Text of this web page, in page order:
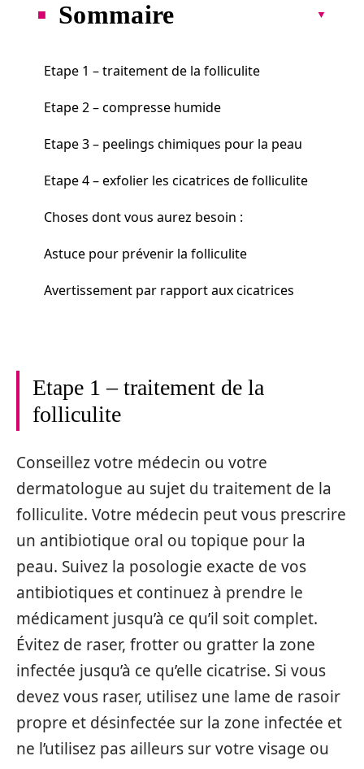
Sommaire
Etape 1 – traitement de la folliculite
Etape 2 – compresse humide
Etape 3 – peelings chimiques pour la peau
Etape 4 – exfolier les cicatrices de folliculite
Choses dont vous aurez besoin :
Astuce pour prévenir la folliculite
Avertissement par rapport aux cicatrices
Etape 1 – traitement de la
folliculite
Conseillez votre médecin ou votre
dermatologue au sujet du traitement de la
folliculite. Votre médecin peut vous prescrire
un antibiotique oral ou topique pour la
peau. Suivez la posologie exacte de vos
antibiotiques et continuez à prendre le
médicament jusqu’à ce qu’il soit complet.
Évitez de raser, frotter ou gratter la zone
infectée jusqu’à ce qu’elle cicatrise. Si vous
devez vous raser, utilisez une lame de rasoir
propre et désinfectée sur la zone infectée et
ne l’utilisez pas ailleurs sur votre visage ou